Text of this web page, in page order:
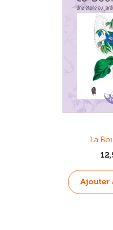
La
Ajouter